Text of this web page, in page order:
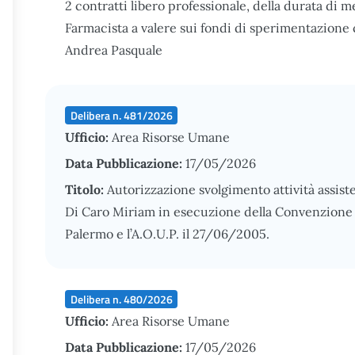
2 contratti libero professionale, della durata di
Farmacista a valere sui fondi di
Andrea Pasquale
Delibera n. 481/2026
Ufficio: Area Risorse Umane
Data Pubblicazione: 17/05/2026
Titolo: Autorizzazione svolgimento attività
Di Caro Miriam in esecuzione della
Palermo e l’A.O.U.P. il 27/06/2005.
Delibera n. 480/2026
Ufficio: Area Risorse Umane
Data Pubblicazione: 17/05/2026